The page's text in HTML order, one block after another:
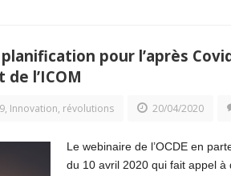
pour l’après
de l’ICOM
, Innovation, révolutions 20/04/2020
Le webinaire de l’OCDE en
du 10 avril 2020 qui fait appel à